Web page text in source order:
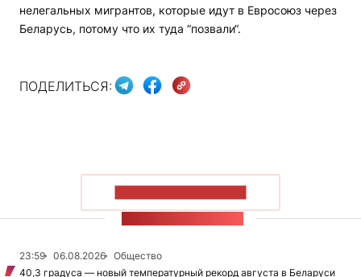
нелегальных мигрантов, которые идут в Евросоюз через
Беларусь, потому что их туда “позвали“.
ПОДЕЛИТЬСЯ:
23:59 06.08.2026
Общество
40,3 градуса — новый температурный рекорд августа в Беларуси